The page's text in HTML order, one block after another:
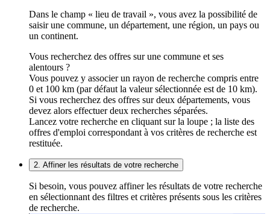
Dans le champ « lieu de travail », vous avez la possibilité de
saisir une commune, un département, une région, un pays ou
un continent.
Vous recherchez des offres sur une commune et ses
alentours ?
Vous pouvez y associer un rayon de recherche compris entre
0 et 100 km (par défaut la valeur sélectionnée est de 10 km).
Si vous recherchez des offres sur deux départements, vous
devez alors effectuer deux recherches séparées.
Lancez votre recherche en cliquant sur la loupe ; la liste des
offres d'emploi correspondant à vos critères de recherche est
restituée.
2. Affiner les résultats de votre recherche
Si besoin, vous pouvez affiner les résultats de votre recherche
en sélectionnant des filtres et critères présents sous les critères
de recherche.